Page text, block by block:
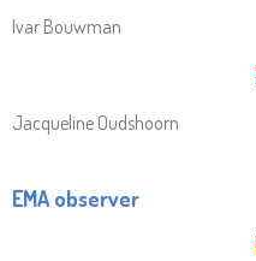
Ivar Bouwman
Jacqueline Oudshoorn
EMA observer